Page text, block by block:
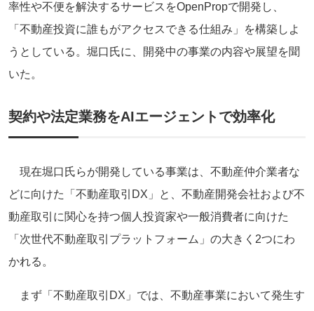
率性や不便を解決するサービスをOpenPropで開発し、
「不動産投資に誰もがアクセスできる仕組み」を構築しよ
うとしている。堀口氏に、開発中の事業の内容や展望を聞
いた。
契約や法定業務をAIエージェントで効率化
現在堀口氏らが開発している事業は、不動産仲介業者な
どに向けた「不動産取引DX」と、不動産開発会社および不
動産取引に関心を持つ個人投資家や一般消費者に向けた
「次世代不動産取引プラットフォーム」の大きく2つにわ
かれる。
まず「不動産取引DX」では、不動産事業において発生す